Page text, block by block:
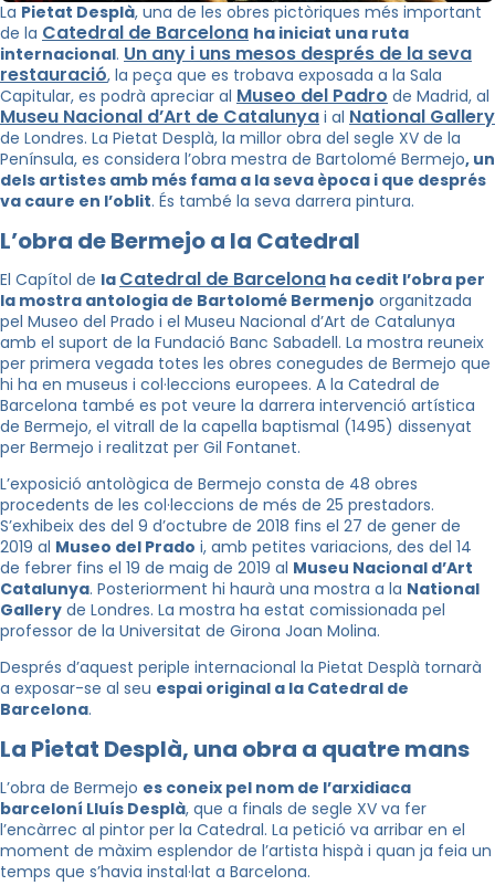
La Pietat Desplà, una de les obres pictòriques més important
de la Catedral de Barcelona ha iniciat una ruta
internacional. Un any i uns mesos després de la seva
restauració, la peça que es trobava exposada a la Sala
Capitular, es podrà apreciar al Museo del Padro de Madrid, al
Museu Nacional d’Art de Catalunya i al National Gallery
de Londres. La Pietat Desplà, la millor obra del segle XV de la
Península, es considera l’obra mestra de Bartolomé Bermejo, un
dels artistes amb més fama a la seva època i que després
va caure en l’oblit. És també la seva darrera pintura.
L’obra de Bermejo a la Catedral
El Capítol de la Catedral de Barcelona ha cedit l’obra per
la mostra antologia de Bartolomé Bermenjo organitzada
pel Museo del Prado i el Museu Nacional d’Art de Catalunya
amb el suport de la Fundació Banc Sabadell. La mostra reuneix
per primera vegada totes les obres conegudes de Bermejo que
hi ha en museus i col·leccions europees. A la Catedral de
Barcelona també es pot veure la darrera intervenció artística
de Bermejo, el vitrall de la capella baptismal (1495) dissenyat
per Bermejo i realitzat per Gil Fontanet.
L’exposició antològica de Bermejo consta de 48 obres
procedents de les col·leccions de més de 25 prestadors.
S’exhibeix des del 9 d’octubre de 2018 fins el 27 de gener de
2019 al Museo del Prado i, amb petites variacions, des del 14
de febrer fins el 19 de maig de 2019 al Museu Nacional d’Art
Catalunya. Posteriorment hi haurà una mostra a la National
Gallery de Londres. La mostra ha estat comissionada pel
professor de la Universitat de Girona Joan Molina.
Després d’aquest periple internacional la Pietat Desplà tornarà
a exposar-se al seu espai original a la Catedral de
Barcelona.
La Pietat Desplà, una obra a quatre mans
L’obra de Bermejo es coneix pel nom de l’arxidiaca
barceloní Lluís Desplà, que a finals de segle XV va fer
l’encàrrec al pintor per la Catedral. La petició va arribar en el
moment de màxim esplendor de l’artista hispà i quan ja feia un
temps que s’havia instal·lat a Barcelona.